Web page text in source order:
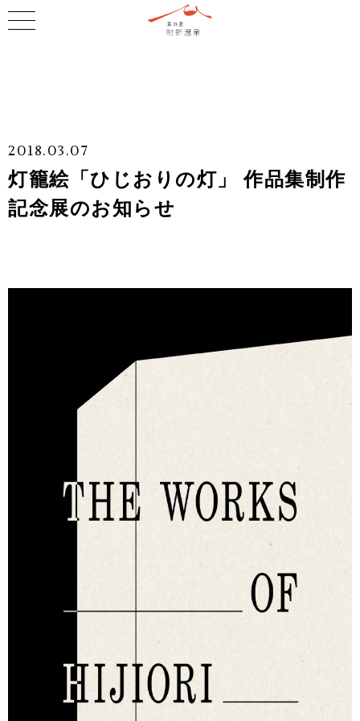
2018.03.07
灯籠絵「ひじおりの灯」 作品集制作
記念展のお知らせ